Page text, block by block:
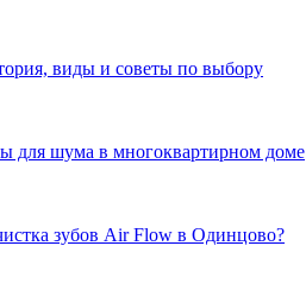
виды и советы по выбору
для шума в многоквартирном доме
зубов Air Flow в Одинцово?